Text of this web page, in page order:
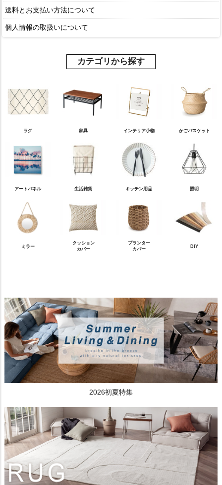
送料とお支払い方法について
個人情報の取扱いについて
カテゴリから探す
ラグ 家具 インテリア小物 かごバスケット
アートパネル 生活雑貨 キッチン用品 照明
ミラー
クッション
カバー
プランター
カバー
DIY
2026初夏特集